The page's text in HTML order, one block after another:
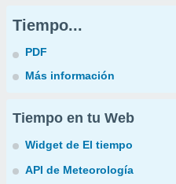
Tiempo...
PDF
Más información
Tiempo en tu Web
Widget de El tiempo
API de Meteorología